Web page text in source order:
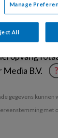
B.V.
?
gegevens kunnen
met
Manage
All